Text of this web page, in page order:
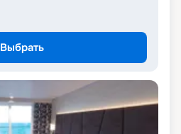
Выбрать